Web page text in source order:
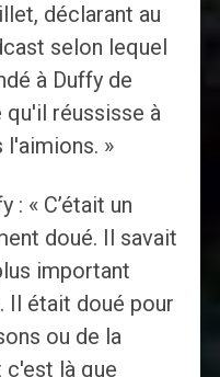
déclarant au
selon lequel
à Duffy de
qu'il réussisse à
l'aimions. »
: « C’était un
doué. Il savait
important
Il était doué pour
ou de la
c'est là que